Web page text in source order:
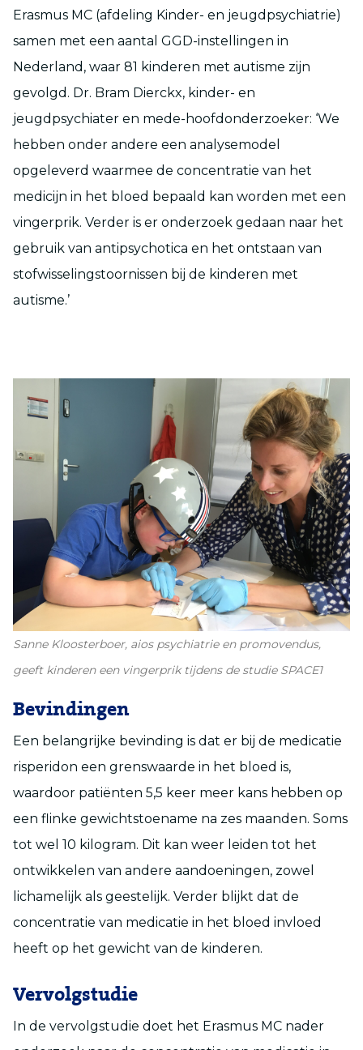
Erasmus MC (afdeling Kinder- en jeugdpsychiatrie)
samen met een aantal GGD-instellingen in
Nederland, waar 81 kinderen met autisme zijn
gevolgd. Dr. Bram Dierckx, kinder- en
jeugdpsychiater en mede-hoofdonderzoeker: ‘We
hebben onder andere een analysemodel
opgeleverd waarmee de concentratie van het
medicijn in het bloed bepaald kan worden met een
vingerprik. Verder is er onderzoek gedaan naar het
gebruik van antipsychotica en het ontstaan van
stofwisselingstoornissen bij de kinderen met
autisme.’
Sanne Kloosterboer, aios psychiatrie en promovendus,
geeft kinderen een vingerprik tijdens de studie SPACE1
Bevindingen
Een belangrijke bevinding is dat er bij de medicatie
risperidon een grenswaarde in het bloed is,
waardoor patiënten 5,5 keer meer kans hebben op
een flinke gewichtstoename na zes maanden. Soms
tot wel 10 kilogram. Dit kan weer leiden tot het
ontwikkelen van andere aandoeningen, zowel
lichamelijk als geestelijk. Verder blijkt dat de
concentratie van medicatie in het bloed invloed
heeft op het gewicht van de kinderen.
Vervolgstudie
In de vervolgstudie doet het Erasmus MC nader